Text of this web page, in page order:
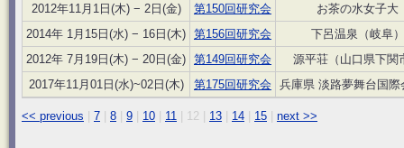
2012年11月1日(木) − 2日(金)
第150回研究会
お茶の水女子大
2014年 1月15日(水) − 16日(木) 第156回研究会
下呂温泉（岐阜）
2012年 7月19日(木) − 20日(金) 第149回研究会
源平荘（山口県下関
2017年11月01日(水)~02日(木)
第175回研究会 兵庫県 淡路夢舞台国際
<< previous 7 8 9 10 11 12 13 14 15 next >>